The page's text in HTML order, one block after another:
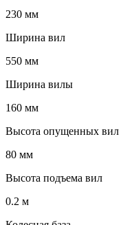
230 мм
Ширина вил
550 мм
Ширина вилы
160 мм
Высота опущенных вил
80 мм
Высота подъема вил
0.2 м